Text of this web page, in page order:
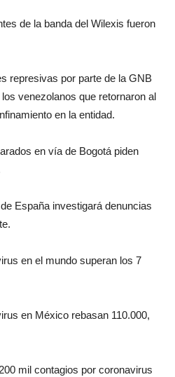
de la banda del Wilexis fueron
represivas por parte de la GNB
venezolanos que retornaron al
en la entidad.
en vía de Bogotá piden
España investigará denuncias
en el mundo superan los 7
en México rebasan 110.000,
mil contagios por coronavirus